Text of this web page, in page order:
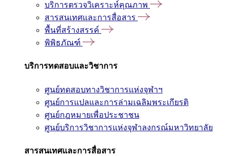
บริการตรวจวิเคราะห์คุณภาพ
สารสนเทศและการสื่อสาร
พื้นที่สร้างสรรค์
พิพิธภัณฑ์
บริการทดสอบและวิชาการ
ศูนย์ทดสอบทางวิชาการแห่งจุฬาฯ
ศูนย์การแปลและการล่ามเฉลิมพระเกียรติ
ศูนย์กฎหมายเพื่อประชาชน
ศูนย์บริการวิชาการแห่งจุฬาลงกรณ์มหาวิทยาลัย
สารสนเทศและการสื่อสาร